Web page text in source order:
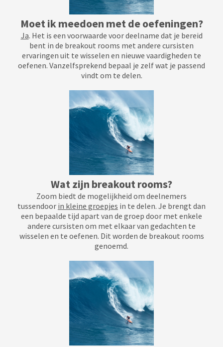
Moet ik meedoen met de oefeningen?
Ja. Het is een voorwaarde voor deelname dat je bereid
bent in de breakout rooms met andere cursisten
ervaringen uit te wisselen en nieuwe vaardigheden te
oefenen. Vanzelfsprekend bepaal je zelf wat je passend
vindt om te delen.
Wat zijn breakout rooms?
Zoom biedt de mogelijkheid om deelnemers
tussendoor in kleine groepjes in te delen. Je brengt dan
een bepaalde tijd apart van de groep door met enkele
andere cursisten om met elkaar van gedachten te
wisselen en te oefenen. Dit worden de breakout rooms
genoemd.